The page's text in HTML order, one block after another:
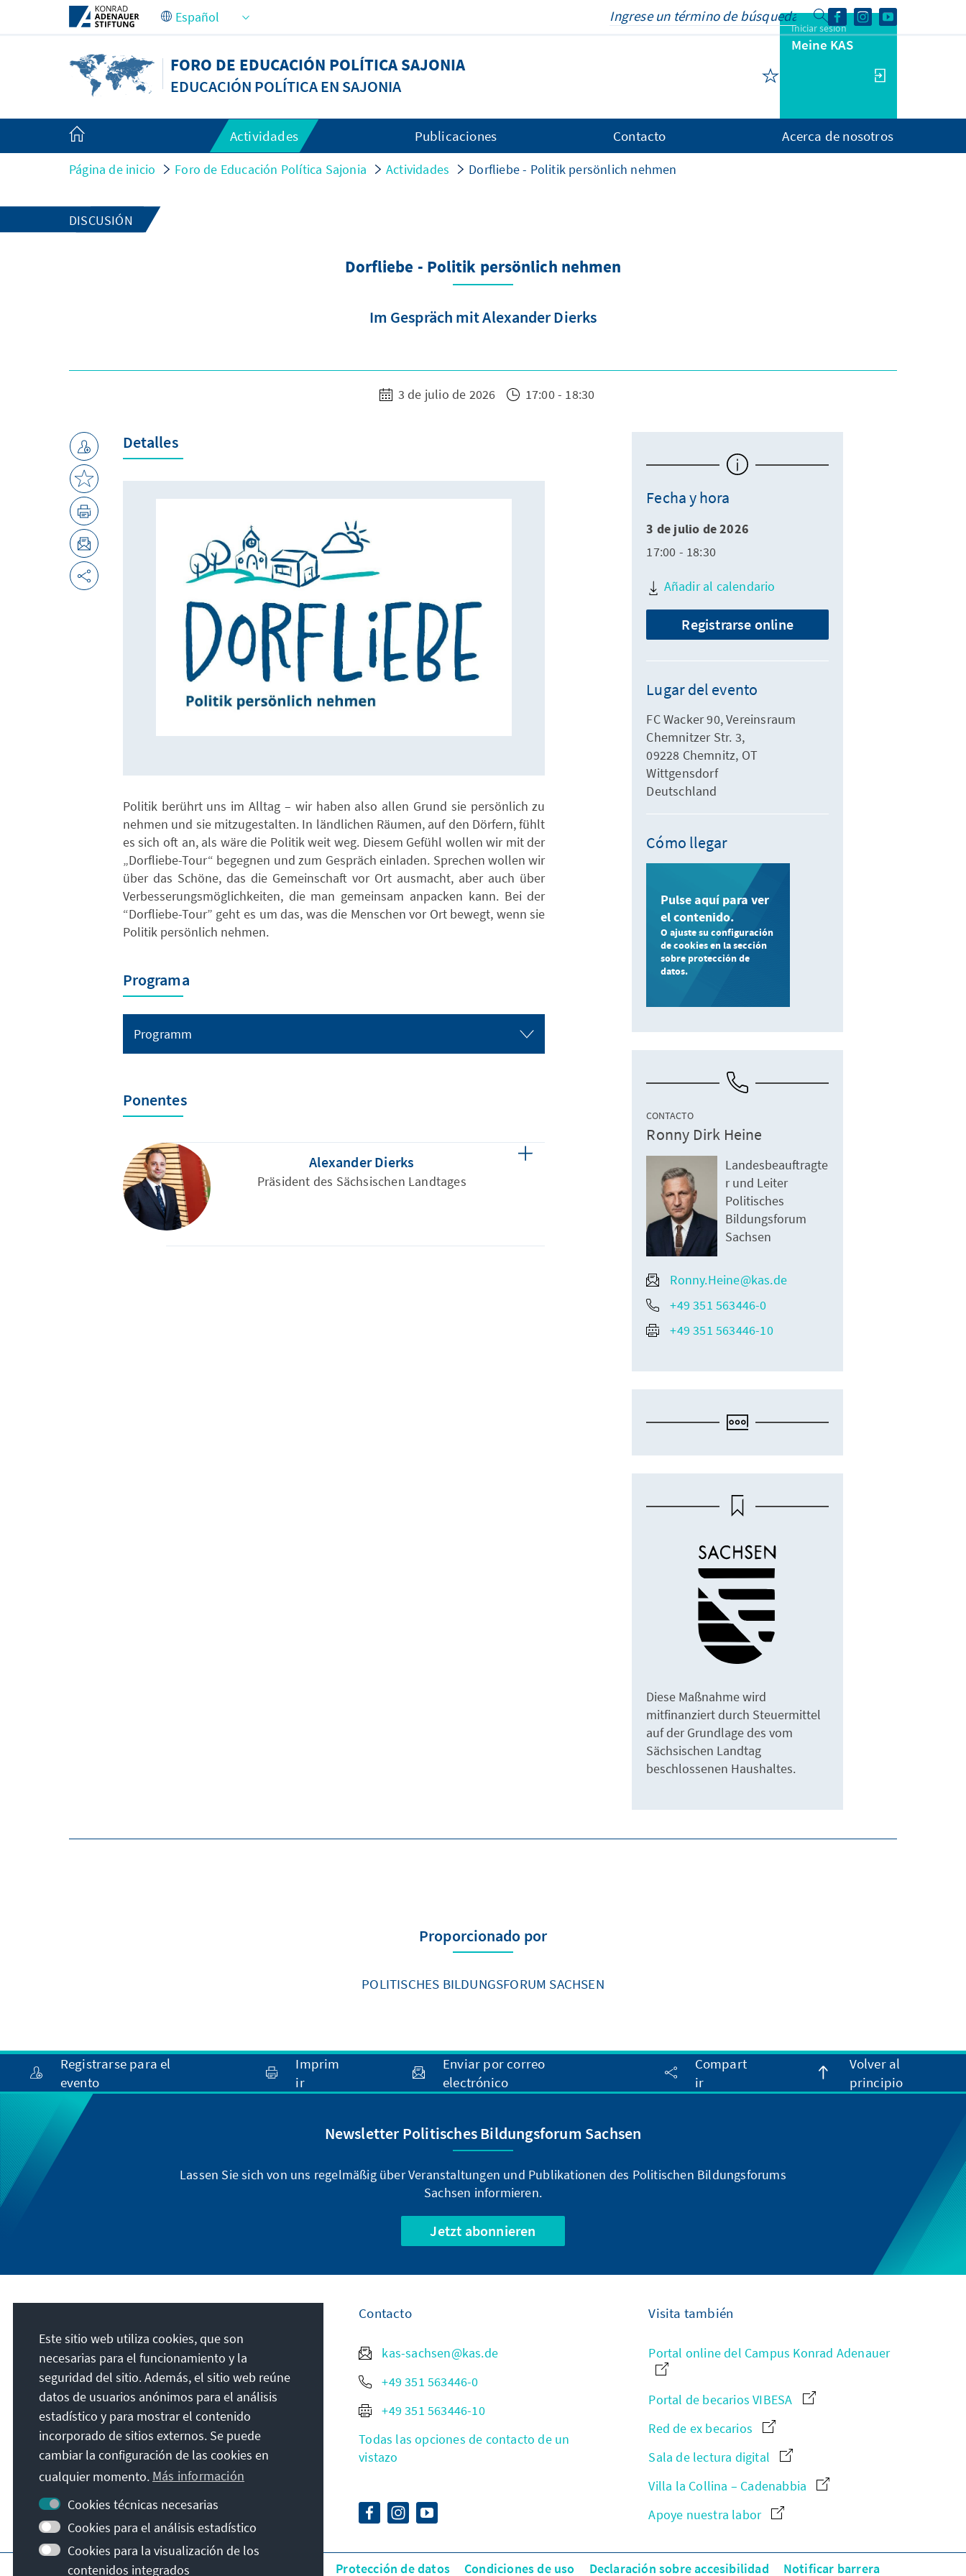
Saltar al contenido principal
FORO DE EDUCACIÓN POLÍTICA SAJONIA
EDUCACIÓN POLÍTICA EN SAJONIA
Iniciar sesión
Meine KAS
Actividades Publicaciones Contacto Acerca de nosotros
Página de inicio Foro de Educación Política Sajonia Actividades Dorfliebe - Politik persönlich nehmen
DISCUSIÓN
Dorfliebe - Politik persönlich nehmen
Im Gespräch mit Alexander Dierks
3 de julio de 2026 17:00 - 18:30
Detalles
Politik berührt uns im Alltag – wir haben also allen Grund sie persönlich zu
nehmen und sie mitzugestalten. In ländlichen Räumen, auf den Dörfern, fühlt
es sich oft an, als wäre die Politik weit weg. Diesem Gefühl wollen wir mit der
„Dorfliebe-Tour“ begegnen und zum Gespräch einladen. Sprechen wollen wir
über das Schöne, das die Gemeinschaft vor Ort ausmacht, aber auch über
Verbesserungsmöglichkeiten, die man gemeinsam anpacken kann. Bei der
“Dorfliebe-Tour” geht es um das, was die Menschen vor Ort bewegt, wenn sie
Politik persönlich nehmen.
Programa
Programm
Ponentes
Alexander Dierks
Präsident des Sächsischen Landtages
Fecha y hora
3 de julio de 2026
17:00 - 18:30
Añadir al calendario
Registrarse online
Lugar del evento
FC Wacker 90, Vereinsraum
Chemnitzer Str. 3,
09228 Chemnitz, OT
Wittgensdorf
Deutschland
Cómo llegar
Pulse aquí para ver
el contenido.
O ajuste su configuración
de cookies en la sección
sobre protección de
datos.
CONTACTO
Ronny Dirk Heine
Landesbeauftragte
r und Leiter
Politisches
Bildungsforum
Sachsen
Ronny.Heine@kas.de
+49 351 563446-0
+49 351 563446-10
Diese Maßnahme wird
mitfinanziert durch Steuermittel
auf der Grundlage des vom
Sächsischen Landtag
beschlossenen Haushaltes.
Proporcionado por
POLITISCHES BILDUNGSFORUM SACHSEN
Registrarse para el
evento
Imprim
ir
Enviar por correo
electrónico
Compart
ir
Volver al
principio
Newsletter Politisches Bildungsforum Sachsen
Lassen Sie sich von uns regelmäßig über Veranstaltungen und Publikationen des Politischen Bildungsforums
Sachsen informieren.
Jetzt abonnieren
Konrad-Adenauer-Stiftung e.V.
Foro de Educación Política Sajonia
Königstraße 23
01097Dresde
Alemania
Contacto
kas-sachsen@kas.de
+49 351 563446-0
+49 351 563446-10
Todas las opciones de contacto de un
vistazo
Visita también
Portal online del Campus Konrad Adenauer
Portal de becarios VIBESA
Red de ex becarios
Sala de lectura digital
Villa la Collina – Cadenabbia
Apoye nuestra labor
Página principal de la KAS Protección de datos Condiciones de uso Declaración sobre accesibilidad Notificar barrera
Este sitio web utiliza cookies, que son
necesarias para el funcionamiento y la
seguridad del sitio. Además, el sitio web reúne
datos de usuarios anónimos para el análisis
estadístico y para mostrar el contenido
incorporado de sitios externos. Se puede
cambiar la configuración de las cookies en
cualquier momento. Más información
Cookies técnicas necesarias
Cookies para el análisis estadístico
Cookies para la visualización de los
contenidos integrados